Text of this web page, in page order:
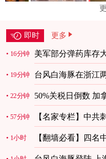
即时 更多
16分钟 美军部分弹药库存
19分钟 台风白海豚在浙江
22分钟 50%关税日倒数 加
57分钟 【名家专栏】中共
1小时 【翻墙必看】四名